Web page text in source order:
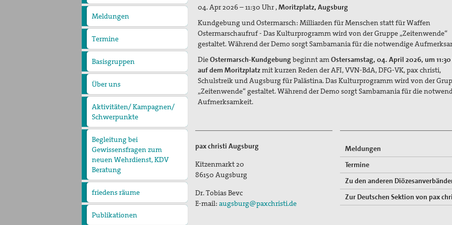
christi
Meldungen
Termine
Basisgruppen
Über uns
Präambel
Kurzvorstellung
Geschäftsstelle
Kontakt
Aktivitäten/ Kampagnen/
Schwerpunkte
Aktion Aufschrei
Den Staat Palästina
anerkennen!
Dialog
Begleitung bei
Gewissensfragen zum
neuen Wehrdienst, KDV
Beratung
friedens räume
Leitungsteam
Ehrenamtliche
Publikationen
Blickpunkt
Erklärungen
04. Apr 2026 – 11:30 Uhr ,Moritzplatz, Augsburg
Kundgebung und Ostermarsch: Milliarden für Menschen statt für Waffen
Ostermarschaufruf - Das Kulturprogramm wird von der Gruppe „Zeitenwende“
gestaltet. Während der Demo sorgt Sambamania für die notwendige
DieOstermarsch-Kundgebungbeginnt am Ostersamstag, 04. April 2026, um
auf dem Moritzplatzmit kurzen Reden der AFI, VVN-BdA, DFG-VK, pax christi,
Schulstreik und Augsburg für Palästina. Das Kulturprogramm wird von der
„Zeitenwende“ gestaltet. Während der Demo sorgt Sambamania für die
Aufmerksamkeit.
pax christi Augsburg
Kitzenmarkt 20
86150 Augsburg
Dr. Tobias Bevc
E-mail: augsburg@paxchristi.de
Meldungen
Termine
Zu den anderen
Zur Deutschen Sektion von pax